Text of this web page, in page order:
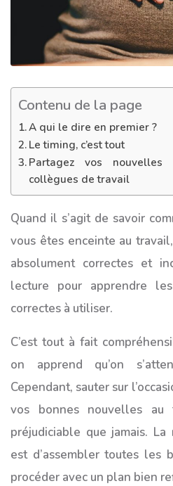
Contenu de la page
A qui le dire en premier ?
Le timing, c’est tout
Partagez vos
collègues de travail
Quand il s’agit de savoir
vous êtes enceinte au
absolument correctes et
lecture pour apprendre
correctes à utiliser.
C’est tout à fait
on apprend qu’on
Cependant, sauter sur
vos bonnes nouvelles
préjudiciable que jamais.
est d’assembler toutes les
procéder avec un plan bien